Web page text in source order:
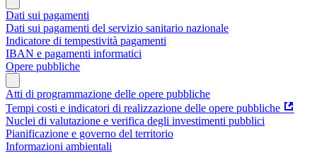
Dati sui pagamenti
Dati sui pagamenti del servizio sanitario nazionale
Indicatore di tempestività pagamenti
IBAN e pagamenti informatici
Opere pubbliche
Atti di programmazione delle opere pubbliche
Tempi costi e indicatori di realizzazione delle opere pubbliche
Nuclei di valutazione e verifica degli investimenti pubblici
Pianificazione e governo del territorio
Informazioni ambientali